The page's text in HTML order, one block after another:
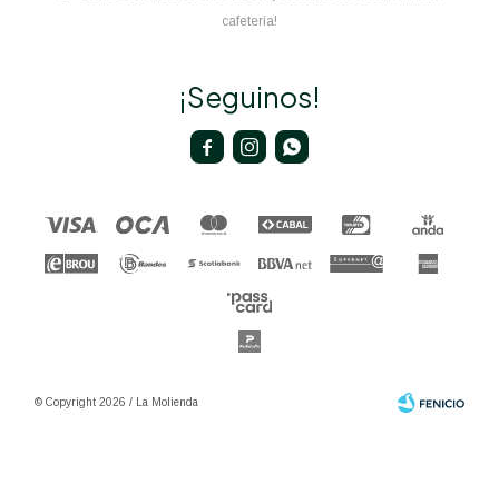
cafetería!
¡Seguinos!
  
© Copyright 2026 / La Molienda